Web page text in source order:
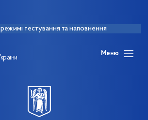
тестування та наповнення
Меню